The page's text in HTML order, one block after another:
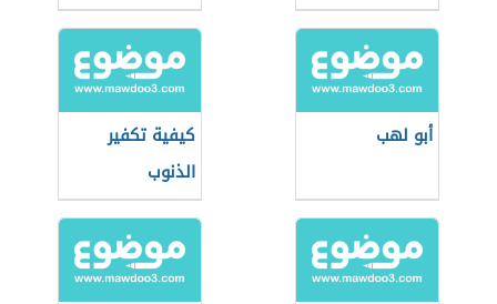
أبو لهب
كيفية تكفير
الذنوب